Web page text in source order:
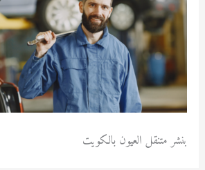
بنشر متنقل العيون بالكويت